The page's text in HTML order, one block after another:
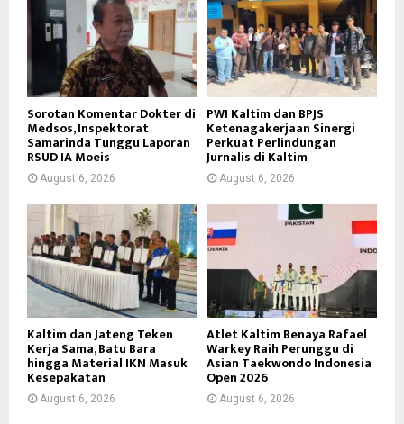
Sorotan Komentar Dokter di
Medsos, Inspektorat
Samarinda Tunggu Laporan
RSUD IA Moeis
August 6, 2026
PWI Kaltim dan BPJS
Ketenagakerjaan Sinergi
Perkuat Perlindungan
Jurnalis di Kaltim
August 6, 2026
Kaltim dan Jateng Teken
Kerja Sama, Batu Bara
hingga Material IKN Masuk
Kesepakatan
August 6, 2026
Atlet Kaltim Benaya Rafael
Warkey Raih Perunggu di
Asian Taekwondo Indonesia
Open 2026
August 6, 2026